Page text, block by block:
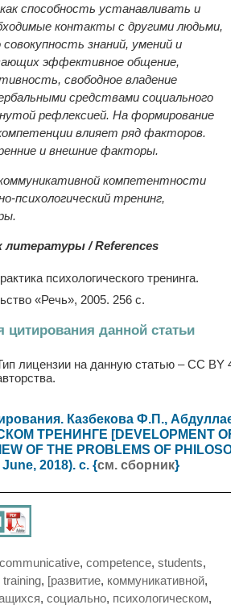
способность устанавливать и
контакты с другими людьми,
знаний, умений и
эффективное общение,
свободное владение
средствами социального
рефлексией. На формирование
влияет ряд факторов.
и внешние факторы.
компетентности
психологический тренинг,
литературы / References
психологического тренинга.
«Речь», 2005. 256 с.
данной статьи
лицензии на данную статью – CC BY
Казбекова Ф.П.,
ТРЕНИНГЕ [DEVELOPMENT OF
OF THE PROBLEMS OF
2018). с. {см. сборник}
communicative, competence, students,
training, [развитие, коммуникативной,
, социально, психологическом,